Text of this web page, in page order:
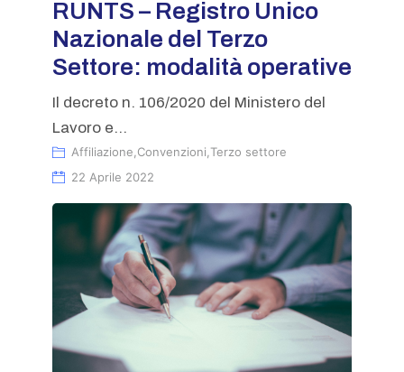
RUNTS – Registro Unico
Nazionale del Terzo
Settore: modalità operative
Il decreto n. 106/2020 del Ministero del
Lavoro e...
Affiliazione Convenzioni Terzo settore
22 Aprile 2022